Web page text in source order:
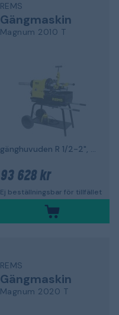
REMS
Gängmaskin
Magnum 2010 T
gänghuvuden R 1/2-2", 2100 W
93 628 kr
Ej beställningsbar för tillfället
REMS
Gängmaskin
Magnum 2020 T